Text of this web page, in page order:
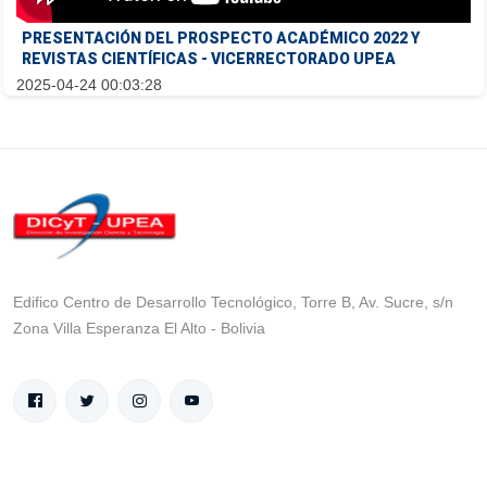
PRESENTACIÓN DEL PROSPECTO ACADÉMICO 2022 Y
REVISTAS CIENTÍFICAS - VICERRECTORADO UPEA
2025-04-24 00:03:28
Edifico Centro de Desarrollo Tecnológico, Torre B, Av. Sucre, s/n
Zona Villa Esperanza El Alto - Bolivia